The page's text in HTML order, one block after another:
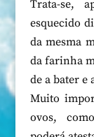
Trata-se,
esquecido
da mesma
da farinha
de a bater e
Muito
ovos,